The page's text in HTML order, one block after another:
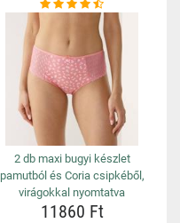
2 db maxi bugyi készlet
pamutból és Coria csipkéből,
virágokkal nyomtatva
11860 Ft